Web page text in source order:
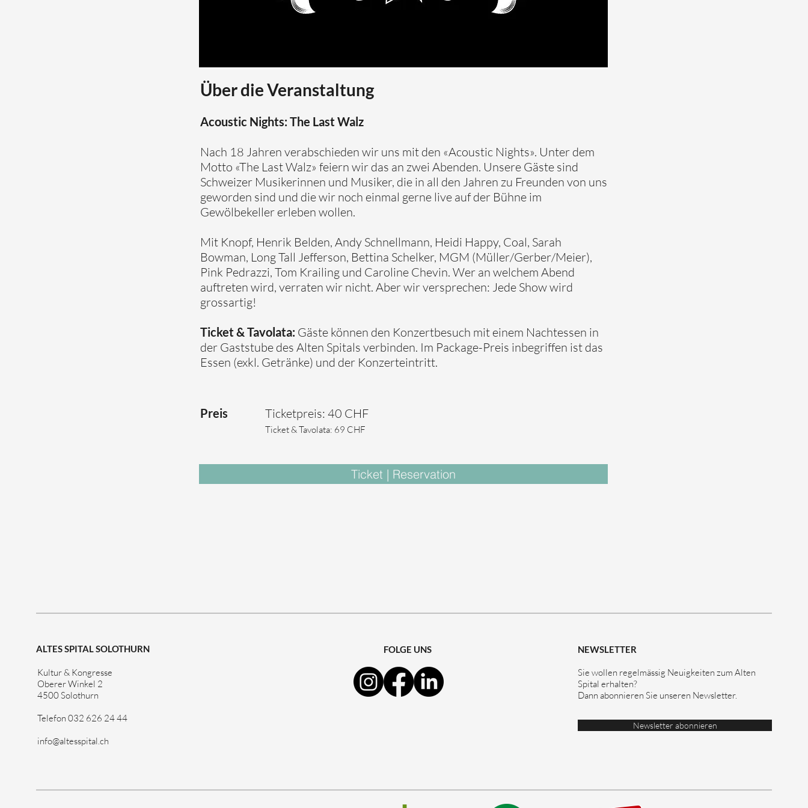
Über die Veranstaltung
Acoustic Nights: The Last Walz
Nach 18 Jahren verabschieden wir uns mit den «Acoustic Nights». Unter dem
Motto «The Last Walz» feiern wir das an zwei Abenden. Unsere Gäste sind
Schweizer Musikerinnen und Musiker, die in all den Jahren zu Freunden von uns
geworden sind und die wir noch einmal gerne live auf der Bühne im
Gewölbekeller erleben wollen.
Mit Knopf, Henrik Belden, Andy Schnellmann, Heidi Happy, Coal, Sarah
Bowman, Long Tall Jefferson, Bettina Schelker, MGM (Müller/Gerber/Meier),
Pink Pedrazzi, Tom Krailing und Caroline Chevin. Wer an welchem Abend
auftreten wird, verraten wir nicht. Aber wir versprechen: Jede Show wird
grossartig!
Ticket & Tavolata: Gäste können den Konzertbesuch mit einem Nachtessen in
der Gaststube des Alten Spitals verbinden. Im Package-Preis inbegriffen ist das
Essen (exkl. Getränke) und der Konzerteintritt.
Preis Ticketpreis: 40 CHF
Ticket & Tavolata: 69 CHF
Ticket | Reservation
ALTES SPITAL SOLOTHURN
Kultur & Kongresse
Oberer Winkel 2
4500 Solothurn
Telefon 032 626 24 44
info@altesspital.ch
FOLGE UNS NEWSLETTER
Sie wollen regelmässig Neuigkeiten zum Alten
Spital erhalten?
Dann abonnieren Sie unseren Newsletter.
Newsletter abonnieren